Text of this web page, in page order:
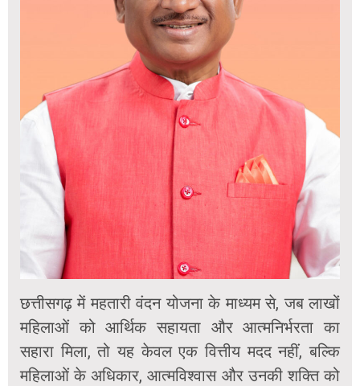
छत्तीसगढ़ में महतारी वंदन योजना के माध्यम से, जब लाखों
महिलाओं को आर्थिक सहायता और आत्मनिर्भरता का
सहारा मिला, तो यह केवल एक वित्तीय मदद नहीं, बल्कि
महिलाओं के अधिकार, आत्मविश्वास और उनकी शक्ति को